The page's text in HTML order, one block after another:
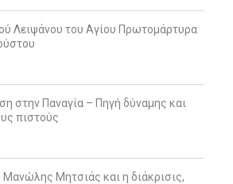
Λειψάνου του Αγίου Πρωτομάρτυρα
στην Παναγία – Πηγή δύναμης και
πιστούς
Μανώλης Μητσιάς και η διάκρισις,